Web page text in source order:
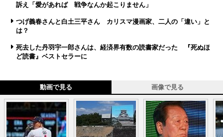
訴え「愛があれば 戦争なんか起こりません」
つげ義春さんと白土三平さん カリスマ漫画家、二人の「違い」と
は？
死去した丹羽宇一郎さんは、経済界有数の読書家だった 『死ぬほ
ど読書』ベストセラーに
動画で見る 画像で見る